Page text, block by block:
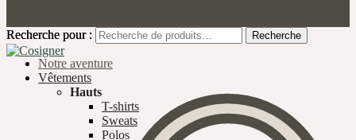
Recherche pour : Recherche
Notre aventure
Recherche pour : Recherche
Vêtements
Hauts
T-shirts
Sweats
Polos